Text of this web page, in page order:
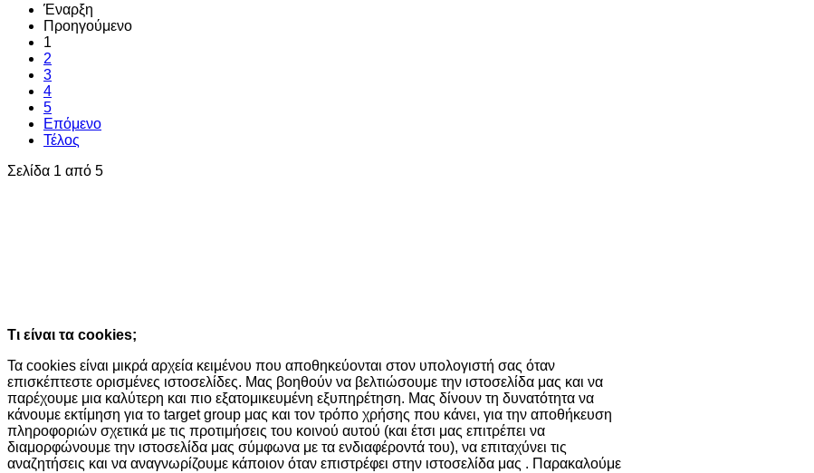
Έναρξη
Προηγούμενο
1
2
3
4
5
Επόμενο
Τέλος
Σελίδα 1 από 5
Τι είναι τα cookies;
Τα cookies είναι μικρά αρχεία κειμένου που αποθηκεύονται στον υπολογιστή σας όταν
επισκέπτεστε ορισμένες ιστοσελίδες. Μας βοηθούν να βελτιώσουμε την ιστοσελίδα μας και να
παρέχουμε μια καλύτερη και πιο εξατομικευμένη εξυπηρέτηση. Μας δίνουν τη δυνατότητα να
κάνουμε εκτίμηση για το target group μας και τον τρόπο χρήσης που κάνει, για την αποθήκευση
πληροφοριών σχετικά με τις προτιμήσεις του κοινού αυτού (και έτσι μας επιτρέπει να
διαμορφώνουμε την ιστοσελίδα μας σύμφωνα με τα ενδιαφέροντά του), να επιταχύνει τις
αναζητήσεις και να αναγνωρίζουμε κάποιον όταν επιστρέφει στην ιστοσελίδα μας . Παρακαλούμε